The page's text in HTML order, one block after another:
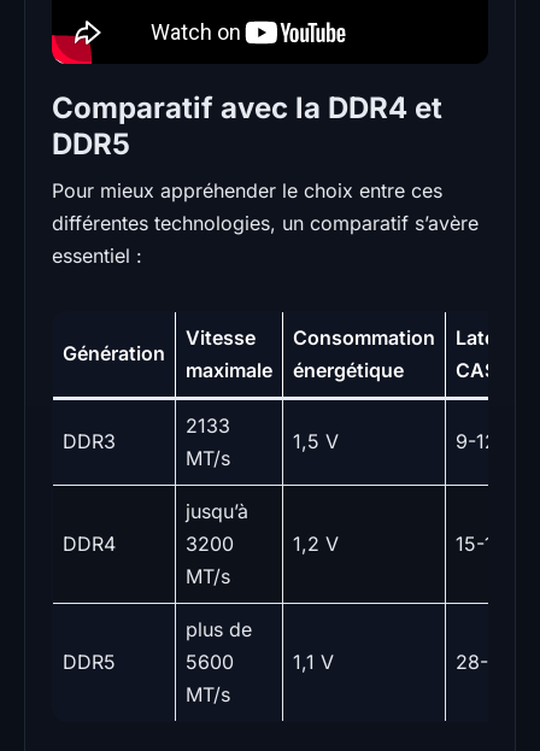
Comparatif avec la DDR4 et
DDR5
Pour mieux appréhender le choix entre ces
différentes technologies, un comparatif s’avère
essentiel :
Génération
Vitesse
maximale
Consommation
énergétique
Latence
CAS
DDR3
2133
MT/s
1,5 V 9-12
DDR4
jusqu’à
3200
MT/s
1,2 V 15-17
DDR5
plus de
5600
MT/s
1,1 V 28-30